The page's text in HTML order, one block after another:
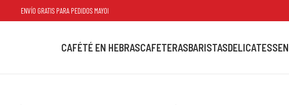
ENVÍO GRATIS PARA PEDIDOS MAYORES A $80.000
CAFÉTÉ EN HEBRASCAFETERASBARISTASDELICATESSEN